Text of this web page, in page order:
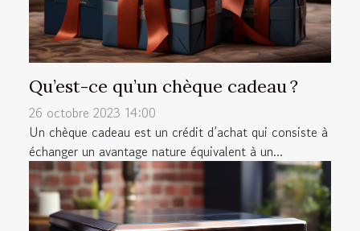
Qu’est-ce qu’un chèque cadeau ?
26 octobre 2023 14:00
Un chèque cadeau est un crédit d’achat qui consiste à
échanger un avantage nature équivalent à un...